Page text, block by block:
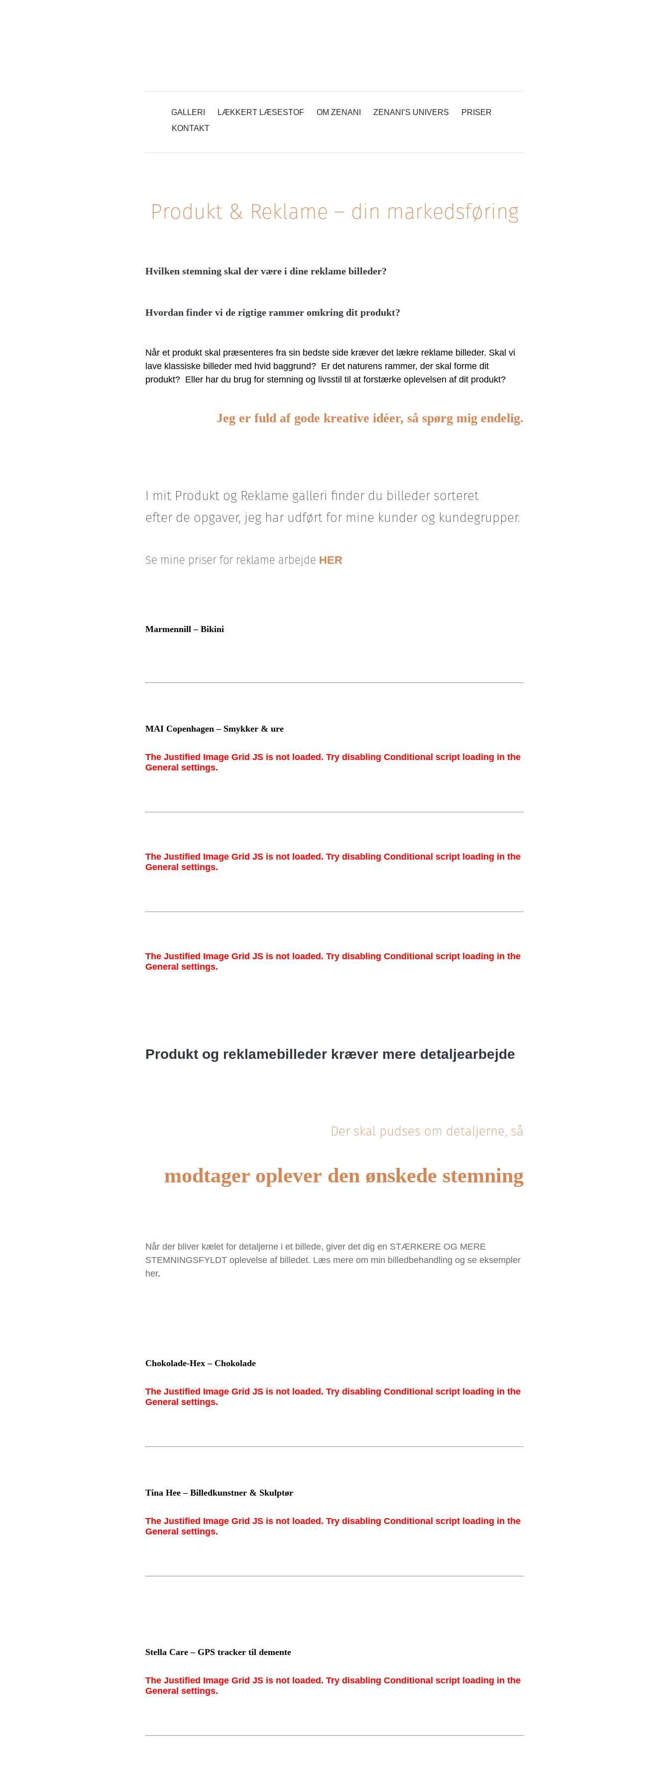
GALLERI LÆKKERT LÆSESTOF OM ZENANI ZENANI’S UNIVERS
PRISER
KONTAKT
Produkt & Reklame – din markedsføring
Hvilken stemning skal der være i dine reklame billeder?
Hvordan finder vi de rigtige rammer omkring dit produkt?
Når et produkt skal præsenteres fra sin bedste side kræver det lækre reklame billeder. Skal vi
lave klassiske billeder med hvid baggrund? Er det naturens rammer, der skal forme dit
produkt? Eller har du brug for stemning og livsstil til at forstærke oplevelsen af dit produkt?
Jeg er fuld af gode kreative idéer, så spørg mig endelig.
I mit Produkt og Reklame galleri finder du billeder sorteret
efter de opgaver, jeg har udført for mine kunder og kundegrupper.
Se mine priser for reklame arbejde HER
Marmennill – Bikini
MAI Copenhagen – Smykker & ure
The Justified Image Grid JS is not loaded. Try disabling Conditional script loading in the
General settings.
The Justified Image Grid JS is not loaded. Try disabling Conditional script loading in the
General settings.
The Justified Image Grid JS is not loaded. Try disabling Conditional script loading in the
General settings.
Produkt og reklamebilleder kræver mere detaljearbejde
Der skal pudses om detaljerne, så
modtager oplever den ønskede stemning
Når der bliver kælet for detaljerne i et billede, giver det dig en STÆRKERE OG MERE
STEMNINGSFYLDT oplevelse af billedet. Læs mere om min billedbehandling og se eksempler
her.
Chokolade-Hex – Chokolade
The Justified Image Grid JS is not loaded. Try disabling Conditional script loading in the
General settings.
Tina Hee – Billedkunstner & Skulptør
The Justified Image Grid JS is not loaded. Try disabling Conditional script loading in the
General settings.
Stella Care – GPS tracker til demente
The Justified Image Grid JS is not loaded. Try disabling Conditional script loading in the
General settings.